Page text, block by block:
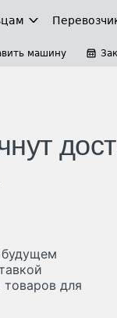
машину
для